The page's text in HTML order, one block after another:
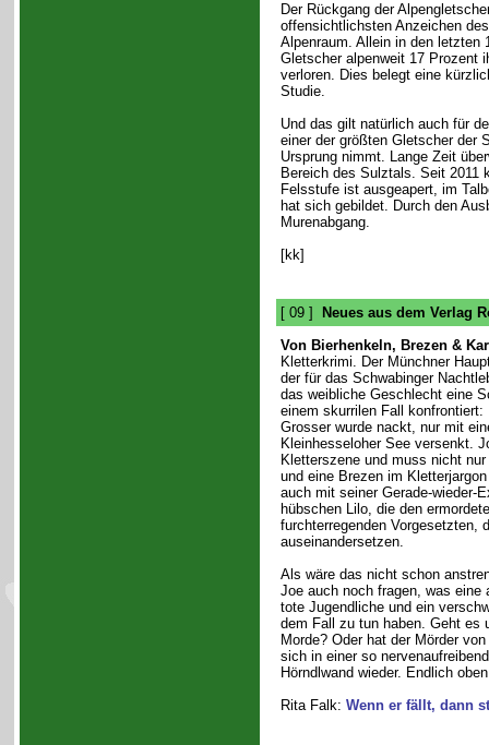
Der Rückgang der
offensichtlichsten Anzeichen
Alpenraum. Allein in den letzten
Gletscher alpenweit 17 Prozent
verloren. Dies belegt eine
Studie.
Und das gilt natürlich auch für
einer der größten Gletscher der
Ursprung nimmt. Lange Zeit
Bereich des Sulztals. Seit 2011
Felsstufe ist ausgeapert, im
hat sich gebildet. Durch den
Murenabgang.
[kk]
[ 09 ]
Neues aus dem Verlag
Von Bierhenkeln, Brezen &
Kletterkrimi. Der Münchner
der für das Schwabinger
das weibliche Geschlecht eine
einem skurrilen Fall konfrontiert:
Grosser wurde nackt, nur mit
Kleinhesseloher See versenkt.
Kletterszene und muss nicht
und eine Brezen im
auch mit seiner Gerade-wieder-
hübschen Lilo, die den
furchterregenden Vorgesetzten,
auseinandersetzen.
Als wäre das nicht schon
Joe auch noch fragen, was eine
tote Jugendliche und ein
dem Fall zu tun haben. Geht es
Morde? Oder hat der Mörder
sich in einer so
Hörndlwand wieder. Endlich
Rita Falk: Wenn er fällt, dann